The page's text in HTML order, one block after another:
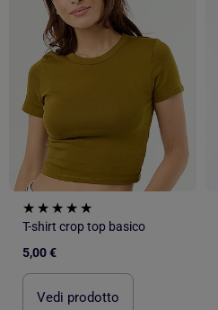
T-shirt crop top basico
5,00 €
Vedi prodotto